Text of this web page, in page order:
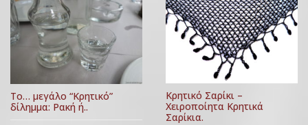
Το… μεγάλο “Κρητικό”
δίλημμα: Ρακή ή..
Κρητικό Σαρίκι –
Χειροποίητα Κρητικά
Σαρίκια.